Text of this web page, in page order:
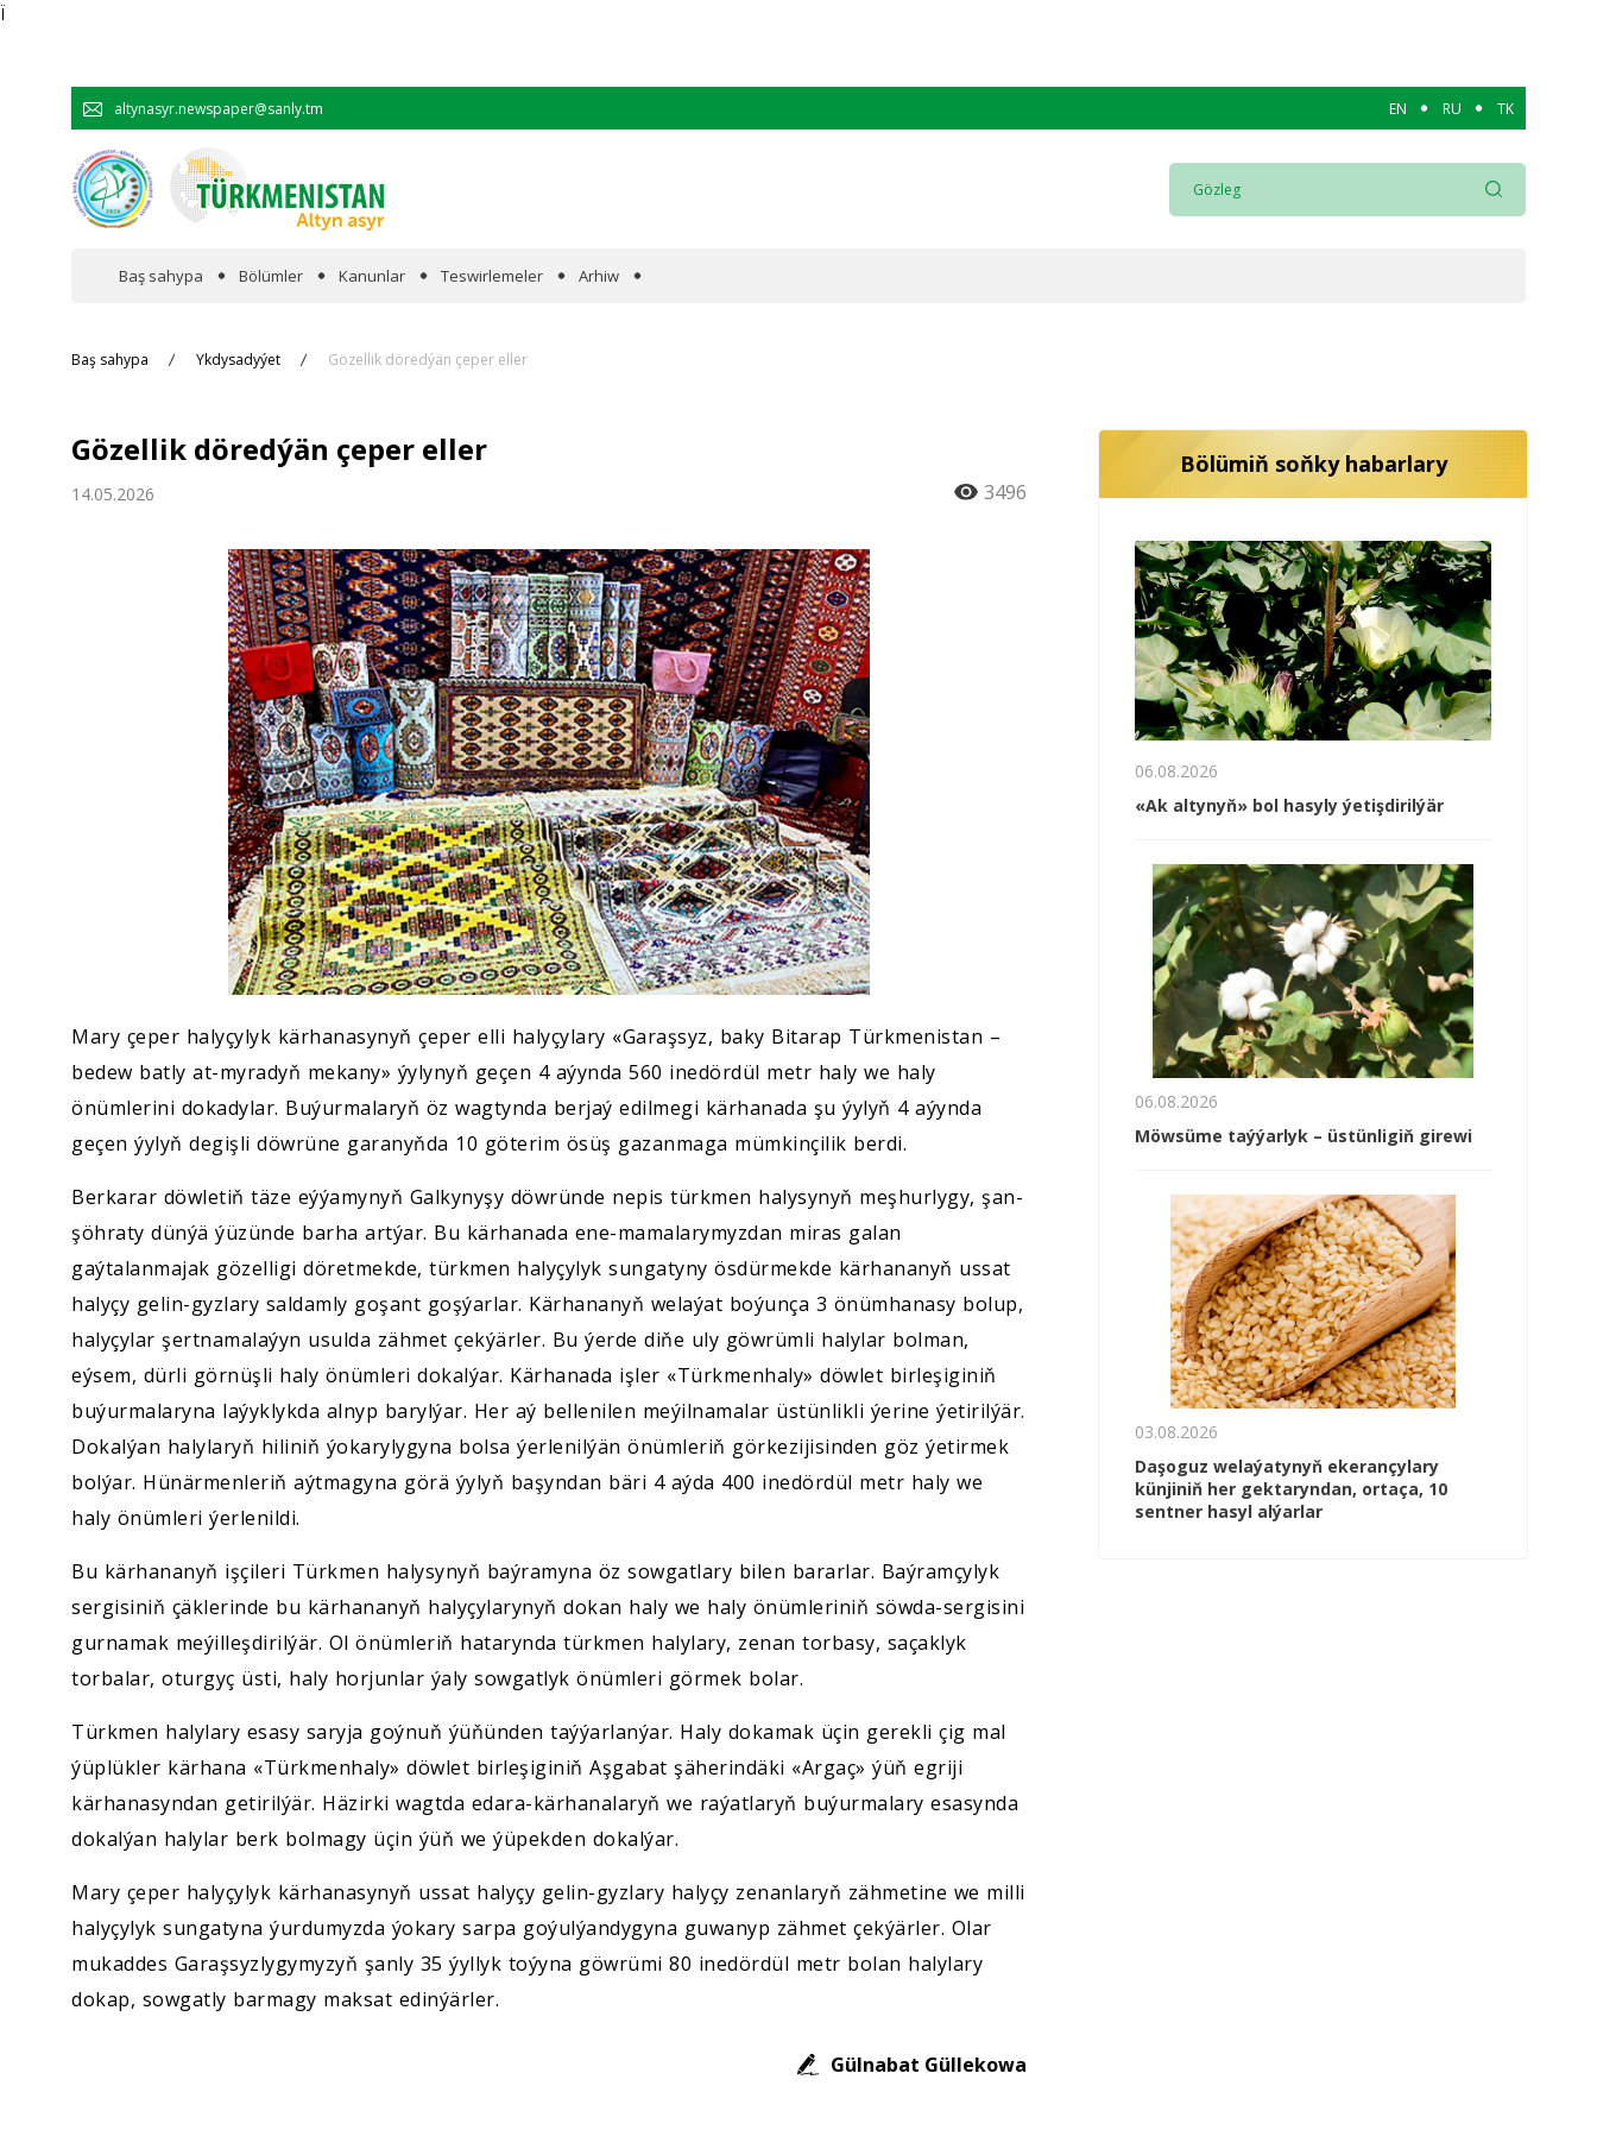
Ï
altynasyr.newspaper@sanly.tm EN RU TK
Baş sahypa Bölümler
Hyzmatdaşlyk
Jemgyýet
Medeniýet
Ylym
Sport
Kanunlar Teswirlemeler Arhiw
Baş sahypa Ykdysadyýet Gözellik döredýän çeper eller
Gözellik döredýän çeper eller
14.05.2026 3496
Mary çeper halyçylyk kärhanasynyň çeper elli halyçylary «Garaşsyz, baky Bitarap Türkmenistan –
bedew batly at-myradyň mekany» ýylynyň geçen 4 aýynda 560 inedördül metr haly we haly
önümlerini dokadylar. Buýurmalaryň öz wagtynda berjaý edilmegi kärhanada şu ýylyň 4 aýynda
geçen ýylyň degişli döwrüne garanyňda 10 göterim ösüş gazanmaga mümkinçilik berdi.
Berkarar döwletiň täze eýýamynyň Galkynyşy döwründe nepis türkmen halysynyň meşhurlygy, şan-
şöhraty dünýä ýüzünde barha artýar. Bu kärhanada ene-mamalarymyzdan miras galan
gaýtalanmajak gözelligi döretmekde, türkmen halyçylyk sungatyny ösdürmekde kärhananyň ussat
halyçy gelin-gyzlary saldamly goşant goşýarlar. Kärhananyň welaýat boýunça 3 önümhanasy bolup,
halyçylar şertnamalaýyn usulda zähmet çekýärler. Bu ýerde diňe uly göwrümli halylar bolman,
eýsem, dürli görnüşli haly önümleri dokalýar. Kärhanada işler «Türkmenhaly» döwlet birleşiginiň
buýurmalaryna laýyklykda alnyp barylýar. Her aý bellenilen meýilnamalar üstünlikli ýerine ýetirilýär.
Dokalýan halylaryň hiliniň ýokarylygyna bolsa ýerlenilýän önümleriň görkezijisinden göz ýetirmek
bolýar. Hünärmenleriň aýtmagyna görä ýylyň başyndan bäri 4 aýda 400 inedördül metr haly we
haly önümleri ýerlenildi.
Bu kärhananyň işçileri Türkmen halysynyň baýramyna öz sowgatlary bilen bararlar. Baýramçylyk
sergisiniň çäklerinde bu kärhananyň halyçylarynyň dokan haly we haly önümleriniň söwda-sergisini
gurnamak meýilleşdirilýär. Ol önümleriň hatarynda türkmen halylary, zenan torbasy, saçaklyk
torbalar, oturgyç üsti, haly horjunlar ýaly sowgatlyk önümleri görmek bolar.
Türkmen halylary esasy saryja goýnuň ýüňünden taýýarlanýar. Haly dokamak üçin gerekli çig mal
ýüplükler kärhana «Türkmenhaly» döwlet birleşiginiň Aşgabat şäherindäki «Argaç» ýüň egriji
kärhanasyndan getirilýär. Häzirki wagtda edara-kärhanalaryň we raýatlaryň buýurmalary esasynda
dokalýan halylar berk bolmagy üçin ýüň we ýüpekden dokalýar.
Mary çeper halyçylyk kärhanasynyň ussat halyçy gelin-gyzlary halyçy zenanlaryň zähmetine we milli
halyçylyk sungatyna ýurdumyzda ýokary sarpa goýulýandygyna guwanyp zähmet çekýärler. Olar
mukaddes Garaşsyzlygymyzyň şanly 35 ýyllyk toýyna göwrümi 80 inedördül metr bolan halylary
dokap, sowgatly barmagy maksat edinýärler.
Gülnabat Güllekowa
Bölümiň soňky habarlary
06.08.2026
«Ak altynyň» bol hasyly ýetişdirilýär
06.08.2026
Möwsüme taýýarlyk – üstünligiň girewi
03.08.2026
Daşoguz welaýatynyň ekerançylary
künjiniň her gektaryndan, ortaça, 10
sentner hasyl alýarlar